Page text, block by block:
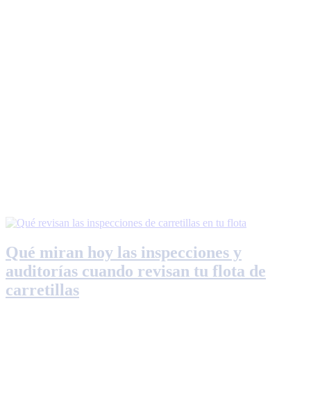
Qué miran hoy las inspecciones y
auditorías cuando revisan tu flota de
carretillas